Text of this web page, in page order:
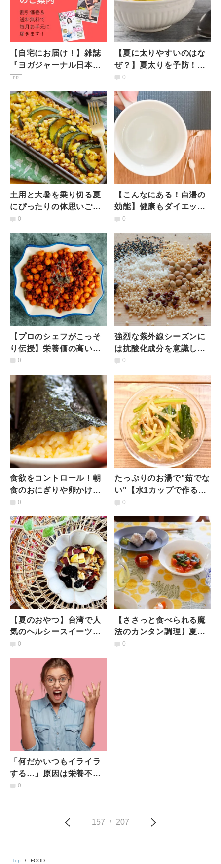
【自宅にお届け！】雑誌
『ヨガジャーナル日本
版』予約購読のご案内
PR
【夏に太りやすいのはな
ぜ？】夏太りを予防！ア
ーユルヴェーダ的「食べ
0
土用と大暑を乗り切る夏
にぴったりの体思いごは
ん｜せきねめぐみの、肩
0
【こんなにある！白湯の
効能】健康もダイエット
も美肌も…体が変わる
方ポイント
0
【プロのシェフがこっそ
り伝授】栄養価の高い食
事を作るための「パント
0
強烈な紫外線シーズンに
は抗酸化成分を意識した
食事を！ 手軽に取り入れ
0
食欲をコントロール！朝
食のおにぎりや卵かけご
飯に足すべき食材とは？
ト朝食】
0
たっぷりのお湯で"茹でな
い"【水1カップで作るエ
コ調理】たった3分『もや
0
【夏のおやつ】台湾で人
気のヘルシースイーツ
「豆花（トウファ）」レ
トッピング
0
【ささっと食べられる魔
法のカンタン調理】夏バ
テに神野菜「トマトとモ
0
「何だかいつもイライラ
する…」原因は栄養不
足？！怒り・イライラを
0
157 / 207
Top FOOD